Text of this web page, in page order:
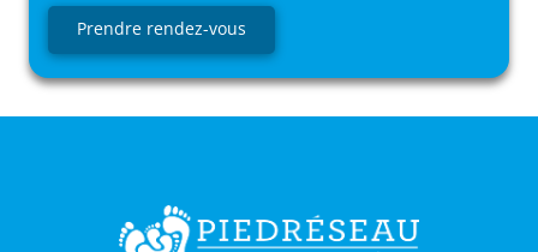
Prendre rendez-vous